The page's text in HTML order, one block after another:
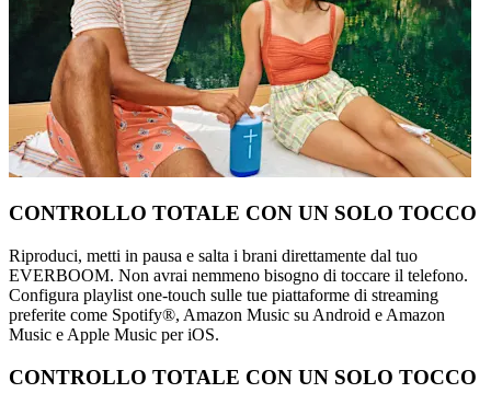
CONTROLLO TOTALE CON UN SOLO TOCCO
Riproduci, metti in pausa e salta i brani direttamente dal tuo
EVERBOOM. Non avrai nemmeno bisogno di toccare il telefono.
Configura playlist one-touch sulle tue piattaforme di streaming
preferite come Spotify®, Amazon Music su Android e Amazon
Music e Apple Music per iOS.
CONTROLLO TOTALE CON UN SOLO TOCCO